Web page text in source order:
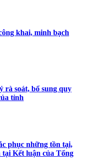
khai, minh bạch
rà soát, bổ sung quy
tỉnh
phục những tồn tại,
Kết luận của Tổng